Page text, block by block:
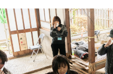
概要
全6枚のうち、1枚目のスライド